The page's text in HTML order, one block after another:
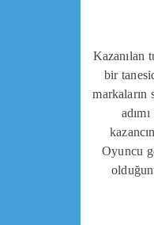
Kazanılan
bir
Oyuncu